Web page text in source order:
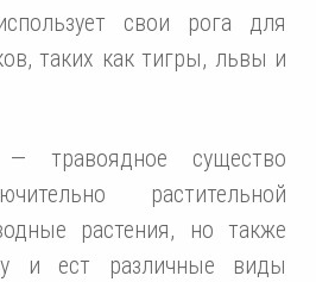
свои рога для
таких как тигры, львы и
травоядное существо
растительной
растения, но также
и ест различные виды